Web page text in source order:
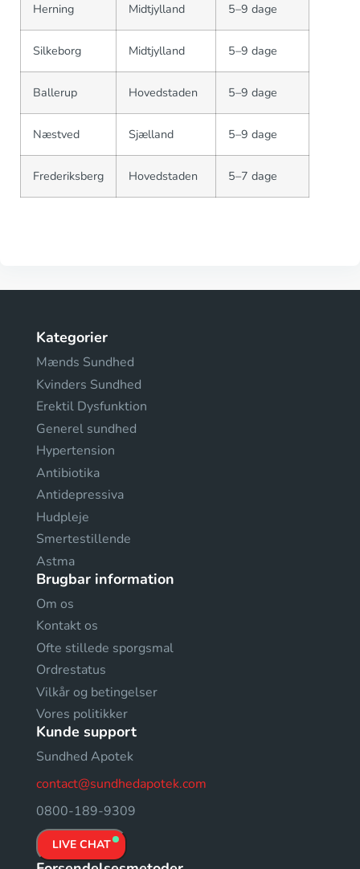
Herning Midtjylland 5–9 dage
Silkeborg Midtjylland 5–9 dage
Ballerup Hovedstaden 5–9 dage
Næstved Sjælland 5–9 dage
Frederiksberg Hovedstaden 5–7 dage
Kategorier
Mænds Sundhed
Kvinders Sundhed
Erektil Dysfunktion
Generel sundhed
Hypertension
Antibiotika
Antidepressiva
Hudpleje
Smertestillende
Astma
Brugbar information
Om os
Kontakt os
Ofte stillede sporgsmal
Ordrestatus
Vilkår og betingelser
Vores politikker
Kunde support
Sundhed Apotek
contact@sundhedapotek.com
0800-189-9309
LIVE CHAT